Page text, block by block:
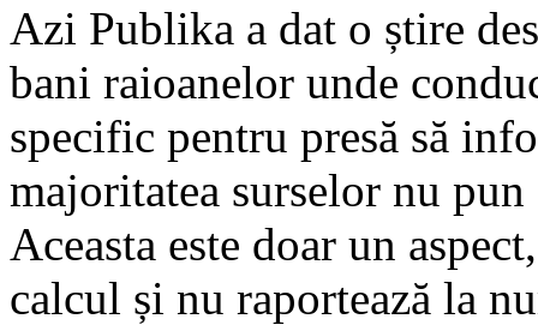
Azi Publika a dat o știre
bani raioanelor unde
specific pentru presă să
majoritatea surselor nu
Aceasta este doar un
calcul și nu raportează la